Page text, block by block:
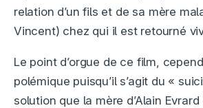
relation d’un fils et de sa mère
Vincent) chez qui il est retourné
Le point d’orgue de ce film,
polémique puisqu’il s’agit du «
solution que la mère d’Alain